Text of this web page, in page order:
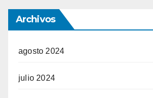
Archivos
agosto 2024
julio 2024